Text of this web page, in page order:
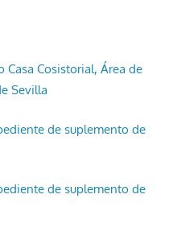
Cosistorial, Área de
Sevilla
de suplemento de
de suplemento de